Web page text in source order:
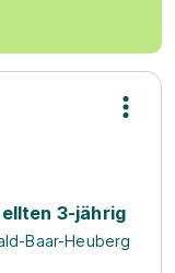
3-jährig
Baar-Heuberg